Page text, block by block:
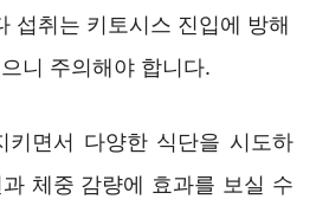
섭취는 키토시스 진입에 방해
니 주의해야 합니다.
키면서 다양한 식단을 시도하
체중 감량에 효과를 보실 수